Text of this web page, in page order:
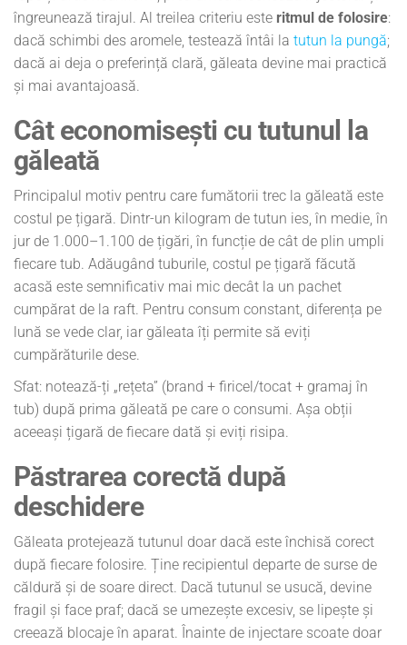
îngreunează tirajul. Al treilea criteriu este ritmul de folosire:
dacă schimbi des aromele, testează întâi la tutun la pungă;
dacă ai deja o preferință clară, găleata devine mai practică
și mai avantajoasă.
Cât economisești cu tutunul la
găleată
Principalul motiv pentru care fumătorii trec la găleată este
costul pe țigară. Dintr-un kilogram de tutun ies, în medie, în
jur de 1.000–1.100 de țigări, în funcție de cât de plin umpli
fiecare tub. Adăugând tuburile, costul pe țigară făcută
acasă este semnificativ mai mic decât la un pachet
cumpărat de la raft. Pentru consum constant, diferența pe
lună se vede clar, iar găleata îți permite să eviți
cumpărăturile dese.
Sfat: notează-ți „rețeta” (brand + firicel/tocat + gramaj în
tub) după prima găleată pe care o consumi. Așa obții
aceeași țigară de fiecare dată și eviți risipa.
Păstrarea corectă după
deschidere
Găleata protejează tutunul doar dacă este închisă corect
după fiecare folosire. Ține recipientul departe de surse de
căldură și de soare direct. Dacă tutunul se usucă, devine
fragil și face praf; dacă se umezește excesiv, se lipește și
creează blocaje în aparat. Înainte de injectare scoate doar